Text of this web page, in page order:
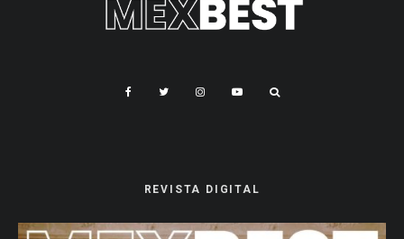
REVISTA DIGITAL